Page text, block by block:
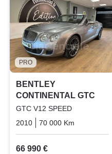
PRO
BENTLEY
CONTINENTAL GTC
GTC V12 SPEED
2010
70 000 Km
66 990 €